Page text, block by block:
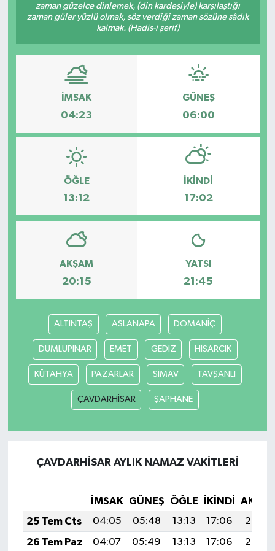
zaman güzelce dinlemek, (din kardeşiyle) karşılaştığı
zaman güler yüzlü olmak, söz verdiği zaman sözüne sâdık
kalmak. (Hadis-i şerif)
İMSAK
04:23
GÜNEŞ
06:00
ÖĞLE
13:12
İKINDI
17:02
AKŞAM
20:15
YATSI
21:45
ALTINTAŞ ASLANAPA DOMANİÇ
DUMLUPINAR EMET GEDİZ HİSARCIK
KÜTAHYA PAZARLAR SİMAV TAVŞANLI
ÇAVDARHİSAR ŞAPHANE
ÇAVDARHİSAR AYLIK NAMAZ VAKITLERI
İMSAK GÜNEŞ ÖĞLE İKINDI
25 Tem Cts
04:05 05:48 13:13 17:06
20:28
26 Tem Paz
04:07 05:49 13:13 17:06
20:27